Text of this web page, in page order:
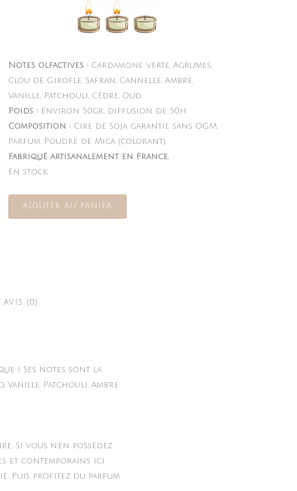
Notes olfactives : Cardamone verte, Agrumes,
Clou de Girofle, Safran, Cannelle, Ambre,
Vanille, Patchouli, Cèdre, Oud.
Poids :Environ 50gr, diffusion de 50h.
Composition :Cire de Soja garantie sans OGM,
Parfum, Poudre de Mica (colorant).
Fabriqué artisanalement en France.
En stock
AJOUTER AU PANIER
AVIS (0)
! Ses notes sont la
Vanille, Patchouli, Ambre
Si vous n’en possédez
et contemporains ici.
Puis profitez du parfum